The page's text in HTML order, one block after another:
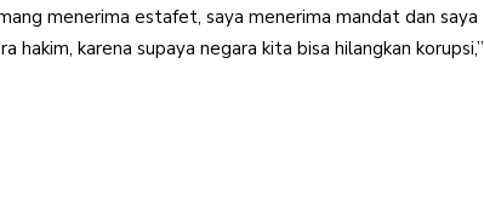
menerima estafet, saya menerima mandat dan saya
hakim, karena supaya negara kita bisa hilangkan korupsi,”